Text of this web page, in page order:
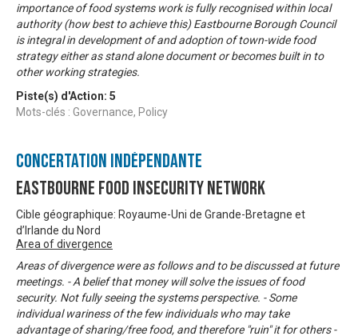
importance of food systems work is fully recognised within local
authority (how best to achieve this) Eastbourne Borough Council
is integral in development of and adoption of town-wide food
strategy either as stand alone document or becomes built in to
other working strategies.
Piste(s) d'Action: 5
Mots-clés : Governance, Policy
Concertation Indépendante
Eastbourne Food Insecurity Network
Cible géographique: Royaume-Uni de Grande-Bretagne et
d’Irlande du Nord
Area of divergence
Areas of divergence were as follows and to be discussed at future
meetings. - A belief that money will solve the issues of food
security. Not fully seeing the systems perspective. - Some
individual wariness of the few individuals who may take
advantage of sharing/free food, and therefore "ruin" it for others -